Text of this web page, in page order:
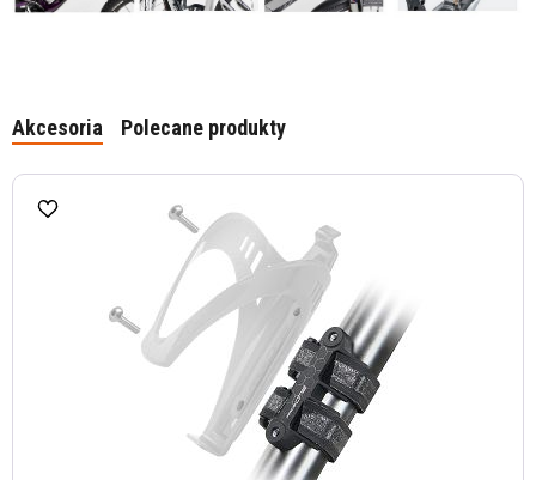
Akcesoria Polecane produkty